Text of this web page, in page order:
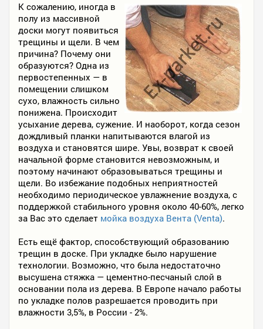
К сожалению, иногда в
полу из массивной
доски могут появиться
трещины и щели. В чем
причина? Почему они
образуются? Одна из
первостепенных — в
помещении слишком
сухо, влажность сильно
понижена. Происходит
усыхание дерева, сужение. И наоборот, когда сезон
дождливый планки напитываются влагой из
воздуха и становятся шире. Увы, возврат к своей
начальной форме становится невозможным, и
поэтому начинают образовываться трещины и
щели. Во избежание подобных неприятностей
необходимо периодическое увлажнение воздуха, с
поддержкой стабильного уровня около 40-60%, легко
за Вас это сделает мойка воздуха Вента (Venta).
Есть ещё фактор, способствующий образованию
трещин в доске. При укладке было нарушение
технологии. Возможно, что была недостаточно
высушена стяжка — цементно-песчаный слой в
основании пола из дерева. В Европе начало работы
по укладке полов разрешается проводить при
влажности 3,5%, в России - 2%.